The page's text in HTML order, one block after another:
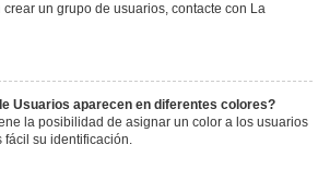
un grupo de usuarios, contacte con La
Usuarios aparecen en diferentes colores?
la posibilidad de asignar un color a los usuarios
fácil su identificación.